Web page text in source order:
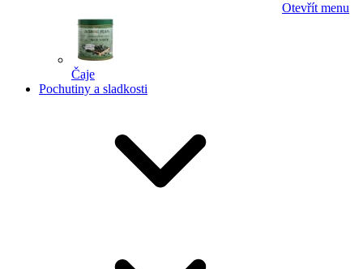
Otevřít menu
Čaje
Pochutiny a sladkosti